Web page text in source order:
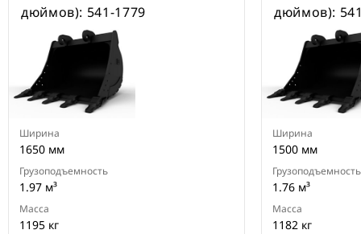
специальные устройства для
дюймов): 541-1779
Ширина
1650 мм
Грузоподъемность
1.97 м³
Масса
1195 кг
дюймов):
Ширина
1500 мм
Грузоподъемность
1.76 м³
Масса
1182 кг